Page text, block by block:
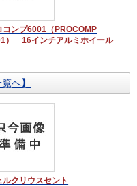
コンプ6001（PROCOMP
） 16インチアルミホイール
へ】
ルクリウスセント